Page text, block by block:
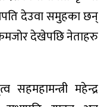
देउवा समुहका छन्
देखेपछि नेताहरु
महेन्द्र